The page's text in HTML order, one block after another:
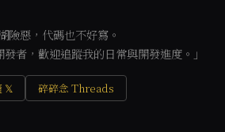
湖險惡，代碼也不好寫。
者，歡迎追蹤我的日常與開發進度。」
𝕏 碎碎念 Threads